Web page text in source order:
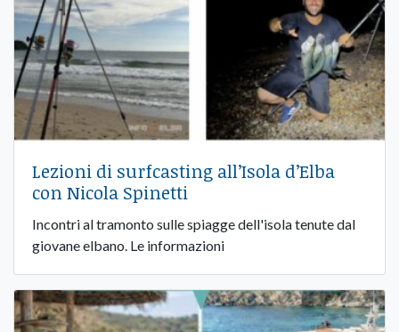
Lezioni di surfcasting all’Isola d’Elba
con Nicola Spinetti
Incontri al tramonto sulle spiagge dell'isola tenute dal
giovane elbano. Le informazioni